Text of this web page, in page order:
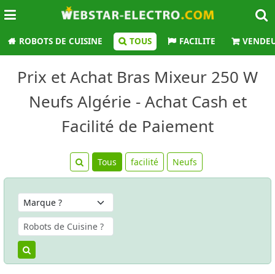
ROBOTS DE CUISINE TOUS FACILITE
Prix et Achat Bras Mixeur 250 W
Neufs Algérie - Achat Cash et
Facilité de Paiement
Tous facilité Neufs